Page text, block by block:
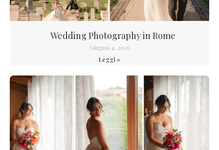
Wedding Photography in Rome
Giugno 4, 2026
Leggi »